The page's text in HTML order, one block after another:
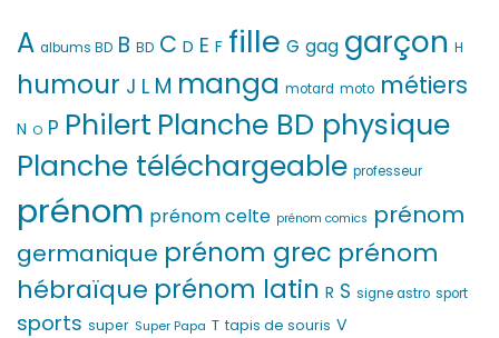
A albums BD B BD C D E F fille G gag garçon H
humour J L M manga motard moto métiers
N O P Philert Planche BD physique
Planche téléchargeable professeur
prénom prénom celte prénom comics prénom
germanique prénom grec prénom
hébraïque prénom latin R S signe astro sport
sports super Super Papa T tapis de souris V